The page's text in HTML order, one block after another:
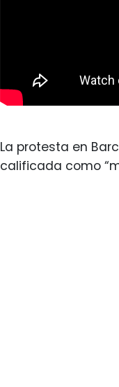
La protesta en
calificada como